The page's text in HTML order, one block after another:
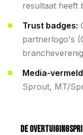
resultaat heeft
Trust badges:
partnerlogo's
Media-
Sprout, MT/
De